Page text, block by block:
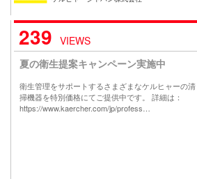
239 VIEWS
夏の衛生提案キャンペーン実施中
衛生管理をサポートするさまざまなケルヒャーの清
掃機器を特別価格にてご提供中です。 詳細は：
https://www.kaercher.com/jp/profess…